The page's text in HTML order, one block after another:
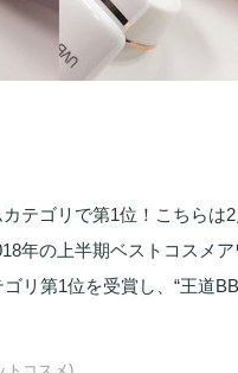
テゴリで第1位！こちらは
年の上半期ベストコスメ
リ第1位を受賞し、“王道